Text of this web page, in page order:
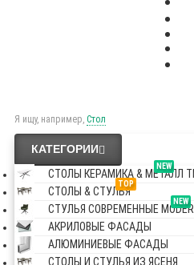
Я ищу, например, Стол
КАТЕГОРИИ
NEW
СТОЛЫ КЕРАМИКА & МЕТАЛЛ
TOP
СТОЛЫ & СТУЛЬЯ
NEW
СТУЛЬЯ СОВРЕМЕННЫЕ
АКРИЛОВЫЕ ФАСАДЫ
АЛЮМИНИЕВЫЕ ФАСАДЫ
СТОЛЫ И СТУЛЬЯ ИЗ ЯСЕНЯ